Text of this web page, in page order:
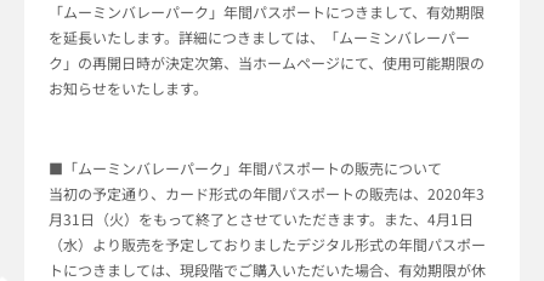
「ムーミンバレーパーク」年間パスポートにつきまして、有効期限
を延長いたします。詳細につきましては、「ムーミンバレーパー
ク」の再開日時が決定次第、当ホームページにて、使用可能期限の
お知らせをいたします。
■「ムーミンバレーパーク」年間パスポートの販売について
当初の予定通り、カード形式の年間パスポートの販売は、2020年3
月31日（火）をもって終了とさせていただきます。また、4月1日
（水）より販売を予定しておりましたデジタル形式の年間パスポー
トにつきましては、現段階でご購入いただいた場合、有効期限が休